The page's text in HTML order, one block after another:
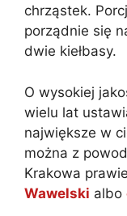
chrząstek.
porządnie się
dwie kiełbasy.
O wysokiej
wielu lat
największe w
można z
Krakowa
Wawelski albo